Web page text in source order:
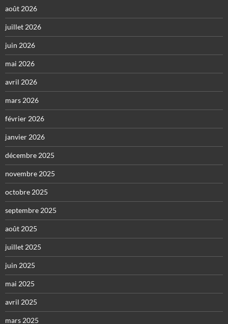
août 2026
juillet 2026
juin 2026
mai 2026
avril 2026
mars 2026
février 2026
janvier 2026
décembre 2025
novembre 2025
octobre 2025
septembre 2025
août 2025
juillet 2025
juin 2025
mai 2025
avril 2025
mars 2025